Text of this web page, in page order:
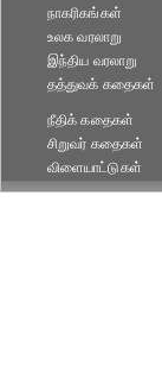
நாகரிகங்கள்
உலக வரலாறு
இந்திய வரலாறு
தத்துவக் கதைகள்
நீதிக் கதைகள்
சிறுவர் கதைகள்
விளையாட்டுகள்